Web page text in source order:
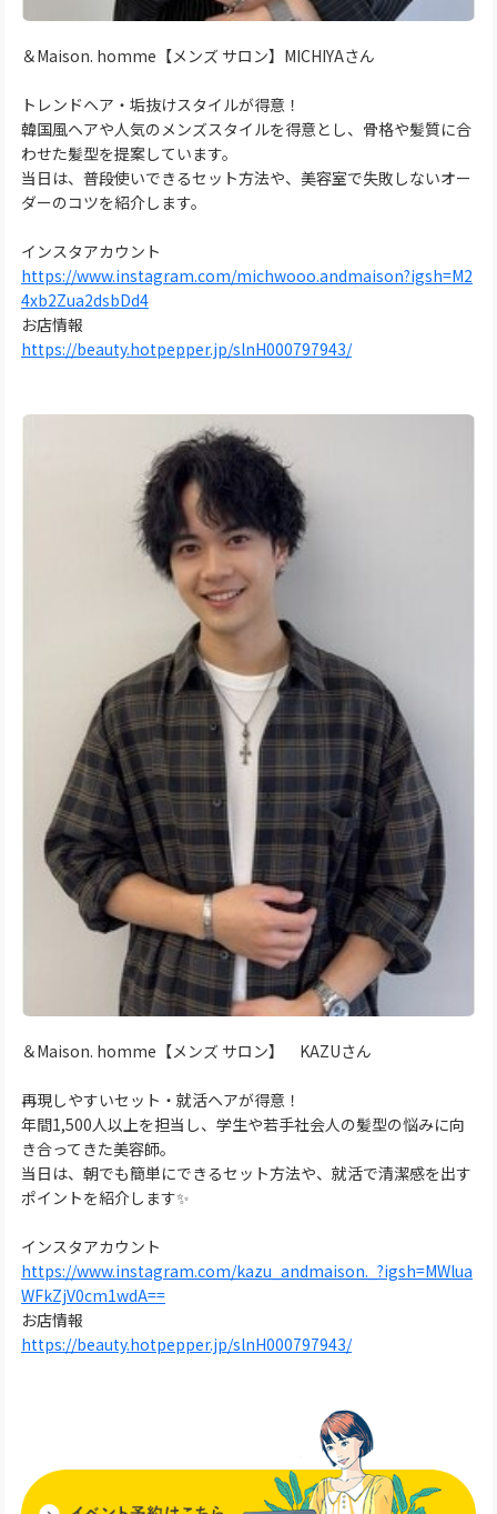
＆Maison. homme【メンズ サロン】MICHIYAさん
トレンドヘア・垢抜けスタイルが得意！
韓国風ヘアや人気のメンズスタイルを得意とし、骨格や髪質に合
わせた髪型を提案しています。
当日は、普段使いできるセット方法や、美容室で失敗しないオー
ダーのコツを紹介します。
インスタアカウント
https://www.instagram.com/michwooo.andmaison?igsh=M2
4xb2Zua2dsbDd4
お店情報
https://beauty.hotpepper.jp/slnH000797943/
＆Maison. homme【メンズ サロン】 KAZUさん
再現しやすいセット・就活ヘアが得意！
年間1,500人以上を担当し、学生や若手社会人の髪型の悩みに向
き合ってきた美容師。
当日は、朝でも簡単にできるセット方法や、就活で清潔感を出す
ポイントを紹介します✨
インスタアカウント
https://www.instagram.com/kazu_andmaison._?igsh=MWlua
WFkZjV0cm1wdA==
お店情報
https://beauty.hotpepper.jp/slnH000797943/